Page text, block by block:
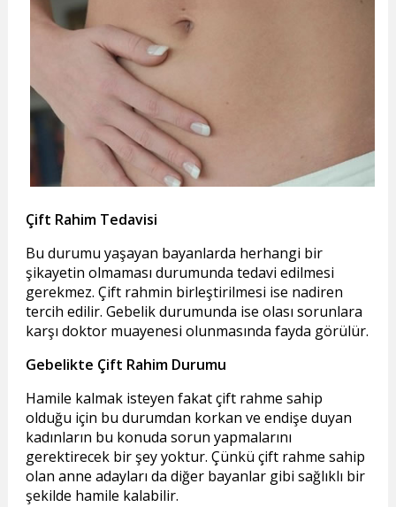
Çift Rahim Tedavisi
Bu durumu yaşayan bayanlarda herhangi bir
şikayetin olmaması durumunda tedavi edilmesi
gerekmez. Çift rahmin birleştirilmesi ise nadiren
tercih edilir. Gebelik durumunda ise olası sorunlara
karşı doktor muayenesi olunmasında fayda görülür.
Gebelikte Çift Rahim Durumu
Hamile kalmak isteyen fakat çift rahme sahip
olduğu için bu durumdan korkan ve endişe duyan
kadınların bu konuda sorun yapmalarını
gerektirecek bir şey yoktur. Çünkü çift rahme sahip
olan anne adayları da diğer bayanlar gibi sağlıklı bir
şekilde hamile kalabilir.